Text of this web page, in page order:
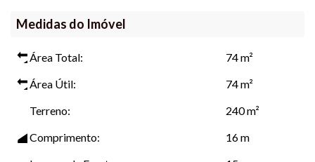
quem deseja viver perto da natureza e das belezas da praia.
praticidade e segurança no dia a dia, tais como:
Açougue nas proximidades
Alarme para maior segurança
Área de serviço funcional
Medidas do Imóvel
Área Total:
74 m²
Área Útil:
74 m²
Terreno:
240 m²
Comprimento:
16 m